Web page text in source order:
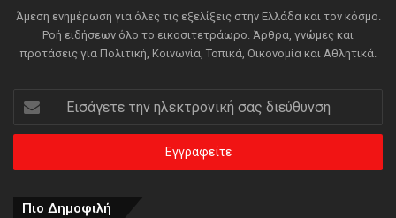
Άμεση ενημέρωση για όλες τις εξελίξεις στην Ελλάδα και τον κόσμο.
Ροή ειδήσεων όλο το εικοσιτετράωρο. Άρθρα, γνώμες και
προτάσεις για Πολιτική, Κοινωνία, Τοπικά, Οικονομία και Αθλητικά.
Εισάγετε
την
ηλεκτρονική
διεύθυνση
Πιο Δημοφιλή